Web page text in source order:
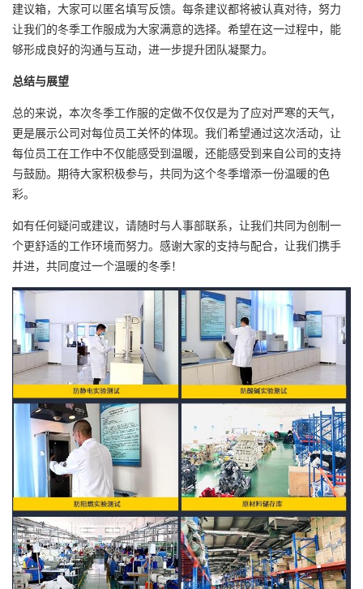
建议箱，大家可以匿名填写反馈。每条建议都将被认真对待，努力
让我们的冬季工作服成为大家满意的选择。希望在这一过程中，能
够形成良好的沟通与互动，进一步提升团队凝聚力。
总结与展望
总的来说，本次冬季工作服的定做不仅仅是为了应对严寒的天气，
更是展示公司对每位员工关怀的体现。我们希望通过这次活动，让
每位员工在工作中不仅能感受到温暖，还能感受到来自公司的支持
与鼓励。期待大家积极参与，共同为这个冬季增添一份温暖的色
彩。
如有任何疑问或建议，请随时与人事部联系，让我们共同为创制一
个更舒适的工作环境而努力。感谢大家的支持与配合，让我们携手
并进，共同度过一个温暖的冬季！